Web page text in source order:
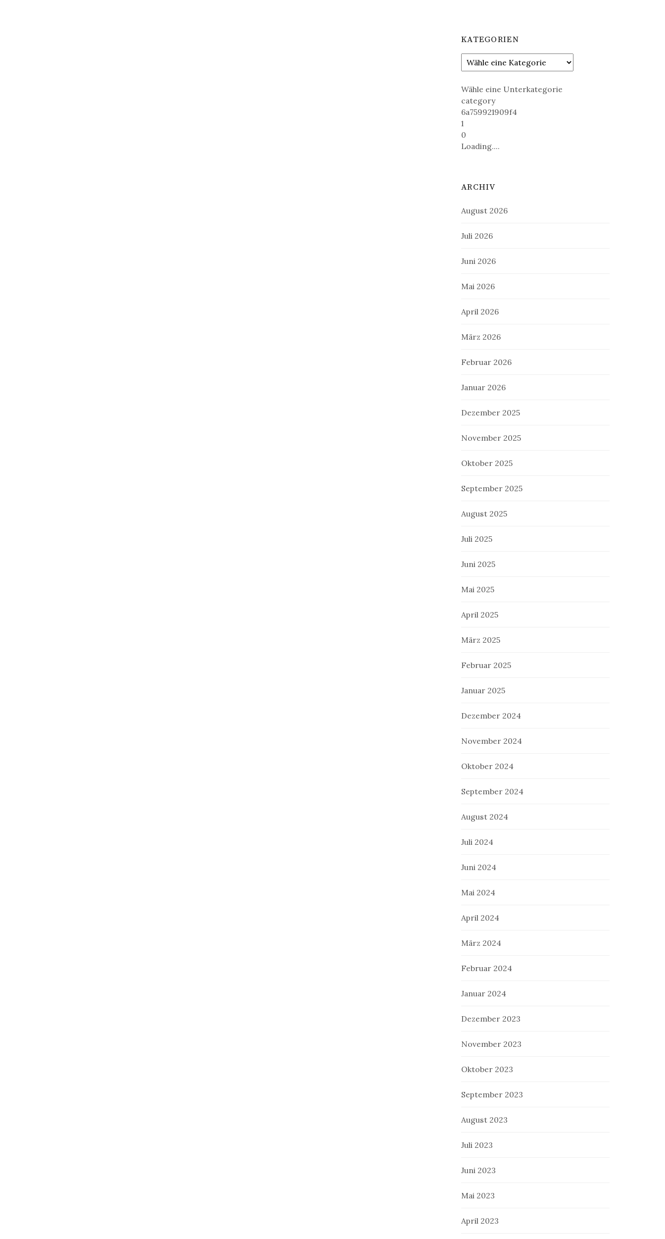
KATEGORIEN
Wähle eine Unterkategorie
category
6a759921909f4
1
0
Loading....
ARCHIV
August 2026
Juli 2026
Juni 2026
Mai 2026
April 2026
März 2026
Februar 2026
Januar 2026
Dezember 2025
November 2025
Oktober 2025
September 2025
August 2025
Juli 2025
Juni 2025
Mai 2025
April 2025
März 2025
Februar 2025
Januar 2025
Dezember 2024
November 2024
Oktober 2024
September 2024
August 2024
Juli 2024
Juni 2024
Mai 2024
April 2024
März 2024
Februar 2024
Januar 2024
Dezember 2023
November 2023
Oktober 2023
September 2023
August 2023
Juli 2023
Juni 2023
Mai 2023
April 2023